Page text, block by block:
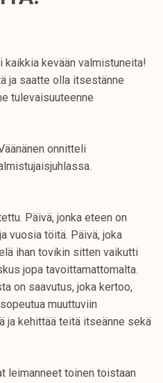
kevään valmistuneita!
ja saatte olla itsestänne
tulevaisuuteenne
onnitteli
Päivä, jonka eteen on
vuosia töitä. Päivä, joka
ihan tovikin sitten vaikutti
jopa tavoittamattomalta.
on saavutus, joka kertoo,
muuttuviin
ja kehittää teitä itseänne sekä
leimanneet toinen toistaan